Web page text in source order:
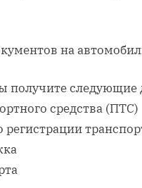
на
получите следующие
средства (ПТС)
регистрации